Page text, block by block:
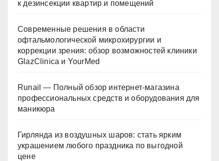
к дезинсекции квартир и помещений
Современные решения в области
офтальмологической микрохирургии и
коррекции зрения: обзор возможностей клиники
GlazClinica и YourMed
Runail — Полный обзор интернет-магазина
профессиональных средств и оборудования для
маникюра
Гирлянда из воздушных шаров: стать ярким
украшением любого праздника по выгодной
цене